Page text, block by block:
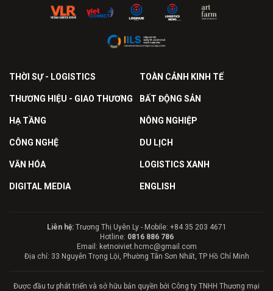
THỜI SỰ - LOGISTICS TOÀN CẢNH KINH TẾ
THƯƠNG HIỆU - GIAO THƯƠNG BẤT ĐỘNG SẢN
HẠ TẦNG NÔNG NGHIỆP
CÔNG NGHỆ DU LỊCH
VĂN HÓA LOGISTICS XANH
DIGITAL MEDIA ENGLISH
Liên hệ:Trương Thị Uyên Ly - Mobile: +84 35 203 4671
Hotline: 0816 886 786
Email: ketnoiviet.hcmc@gmail.com
Địa chỉ: 33 Nguyễn Trọng Lội, Phường Tân Sơn Nhất, TP Hồ Chí Minh
Được đầu tư phát triển và sở hữu bản quyền bởi Công ty TNHH Thương mại